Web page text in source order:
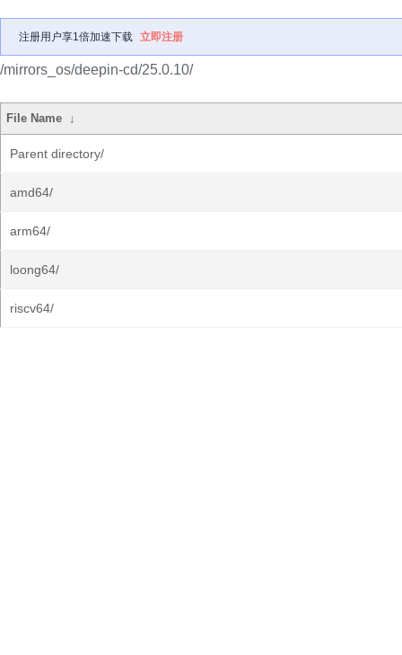
注册用户享1倍加速下载 立即注册
/mirrors_os/deepin-cd/25.0.10/
File Name ↓
Parent directory/
amd64/
arm64/
loong64/
riscv64/